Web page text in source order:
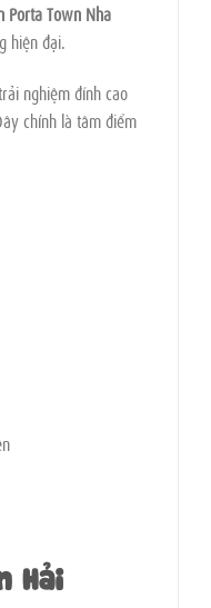
Porta Town Nha
hiện đại.
nghiệm đỉnh cao
chính là tâm điểm
Hải